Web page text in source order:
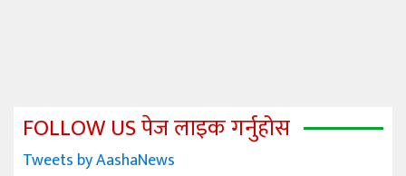
FOLLOW US पेज लाइक गर्नुहोस
Tweets by AashaNews